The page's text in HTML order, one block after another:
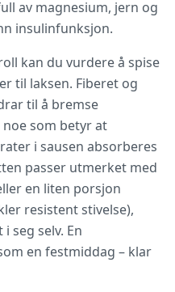
av magnesium, jern og
insulinfunksjon.
kan du vurdere å spise
til laksen. Fiberet og
til å bremse
som betyr at
i sausen absorberes
passer utmerket med
en liten porsjon
resistent stivelse),
seg selv. En
en festmiddag – klar